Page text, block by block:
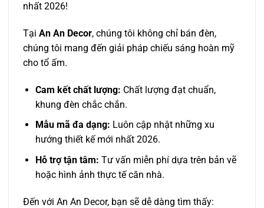
nhất 2026!
Tại An An Decor, chúng tôi không chỉ bán đèn,
chúng tôi mang đến giải pháp chiếu sáng hoàn mỹ
cho tổ ấm.
Cam kết chất lượng: Chất lượng đạt chuẩn,
khung đèn chắc chắn.
Mẫu mã đa dạng: Luôn cập nhật những xu
hướng thiết kế mới nhất 2026.
Hỗ trợ tận tâm: Tư vấn miễn phí dựa trên bản vẽ
hoặc hình ảnh thực tế căn nhà.
Đến với An An Decor, bạn sẽ dễ dàng tìm thấy: